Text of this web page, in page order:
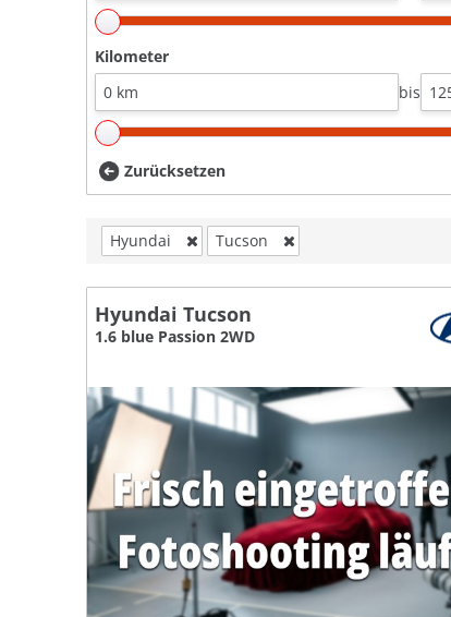
Kilometer
bis
Zurücksetzen
Hyundai Tucson
Hyundai Tucson
1.6 blue Passion 2WD